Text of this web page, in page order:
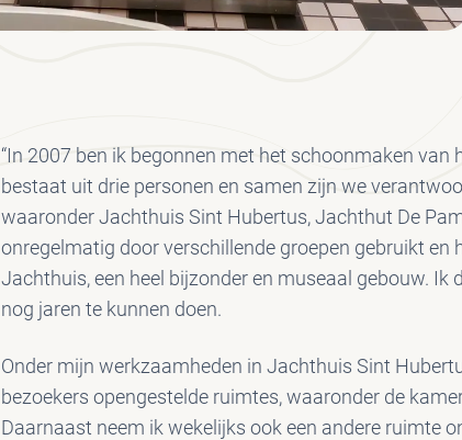
“In 2007 ben ik begonnen met het schoonmaken
bestaat uit drie personen en samen zijn we
waaronder Jachthuis Sint Hubertus, Jachthut De
onregelmatig door verschillende groepen gebruikt
Jachthuis, een heel bijzonder en museaal gebouw.
nog jaren te kunnen doen.
Onder mijn werkzaamheden in Jachthuis Sint
bezoekers opengestelde ruimtes, waaronder de
Daarnaast neem ik wekelijks ook een andere ruimte